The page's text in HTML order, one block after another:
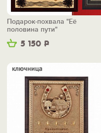
5 150 Р
Подарок-похвала "Её
половина пути"